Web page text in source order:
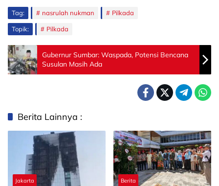
Tag: nasrulah nukman Pilkada
Topik: Pilkada
Gubernur Sumbar: Waspada, Potensi Bencana
Susulan Masih Ada
Berita Lainnya :
Jakarta Berita